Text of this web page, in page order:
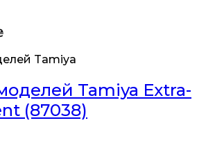
Tamiya Extra-
(87038)